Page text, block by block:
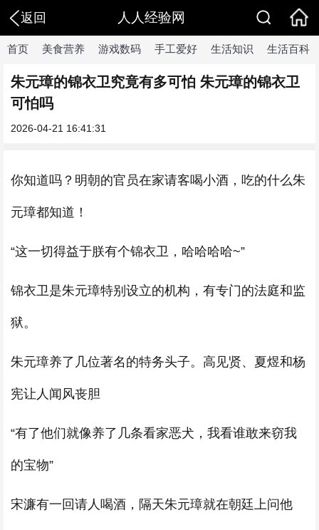
返回 人人经验网
首页 美食营养 游戏数码 手工爱好 生活知识 生活百科
朱元璋的锦衣卫究竟有多可怕 朱元璋的锦衣卫
可怕吗
2026-04-21 16:41:31
你知道吗？明朝的官员在家请客喝小酒，吃的什么朱
元璋都知道！
“这一切得益于朕有个锦衣卫，哈哈哈哈~”
锦衣卫是朱元璋特别设立的机构，有专门的法庭和监
狱。
朱元璋养了几位著名的特务头子。高见贤、夏煜和杨
宪让人闻风丧胆
“有了他们就像养了几条看家恶犬，我看谁敢来窃我
的宝物”
宋濂有一回请人喝酒，隔天朱元璋就在朝廷上问他